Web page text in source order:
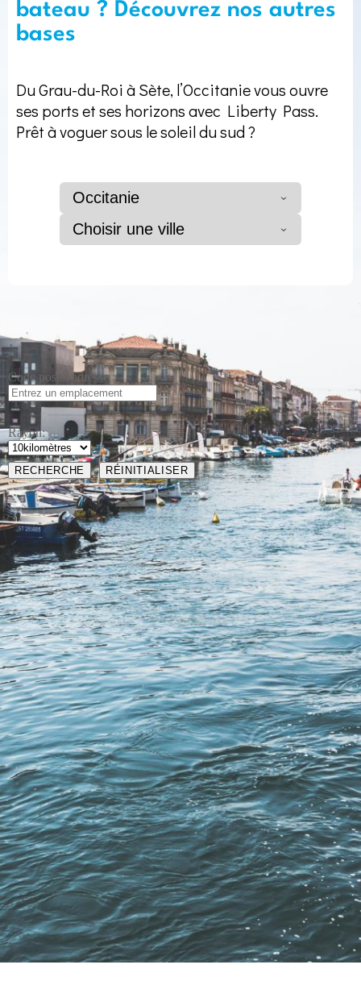
bateau ? Découvrez nos autres
bases
Du Grau-du-Roi à Sète, l’Occitanie vous ouvre
ses ports et ses horizons avec Liberty Pass.
Prêt à voguer sous le soleil du sud ?
Occitanie
Choisir une ville
Code postal/adresse :
Rayon: